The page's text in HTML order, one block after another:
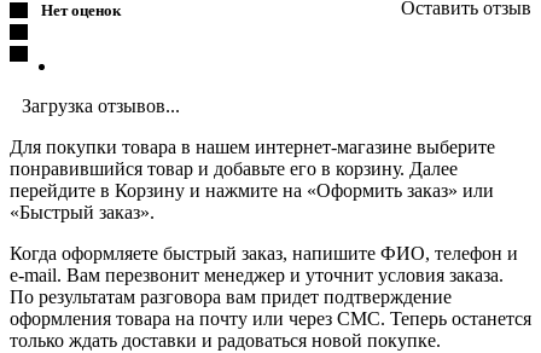
Нет оценок Оставить отзыв
Загрузка отзывов...
Для покупки товара в нашем интернет-магазине выберите
понравившийся товар и добавьте его в корзину. Далее
перейдите в Корзину и нажмите на «Оформить заказ» или
«Быстрый заказ».
Когда оформляете быстрый заказ, напишите ФИО, телефон и
e-mail. Вам перезвонит менеджер и уточнит условия заказа.
По результатам разговора вам придет подтверждение
оформления товара на почту или через СМС. Теперь останется
только ждать доставки и радоваться новой покупке.